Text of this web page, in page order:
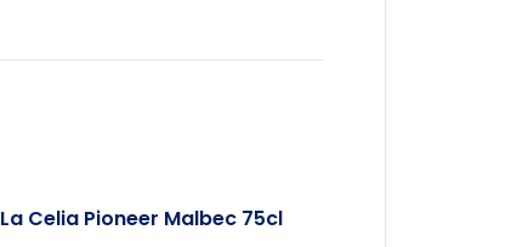
La Celia Pioneer Malbec 75cl